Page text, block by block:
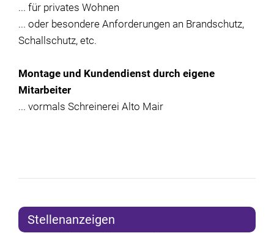
... für privates Wohnen
... oder besondere Anforderungen an Brandschutz,
Schallschutz, etc.
Montage und Kundendienst durch eigene
Mitarbeiter
... vormals Schreinerei Alto Mair
Stellenanzeigen